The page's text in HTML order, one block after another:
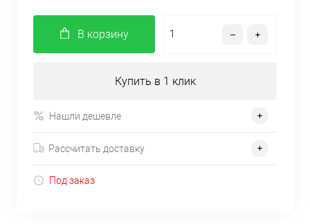
В корзину
Купить в 1 клик
Нашли дешевле
Рассчитать доставку
Под заказ